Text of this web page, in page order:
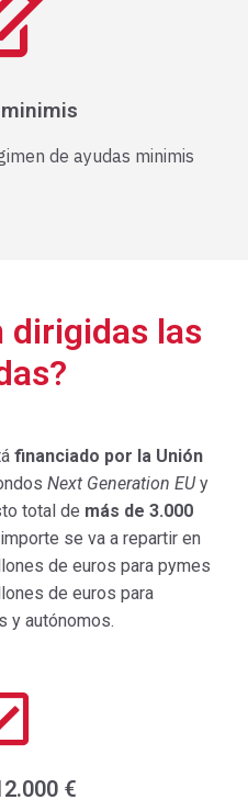
de ayudas minimis
dirigidas las
financiado por la Unión
Next Generation EUy
total de más de 3.000
se va a repartir en
de euros para pymes
de euros para
y autónomos.
€